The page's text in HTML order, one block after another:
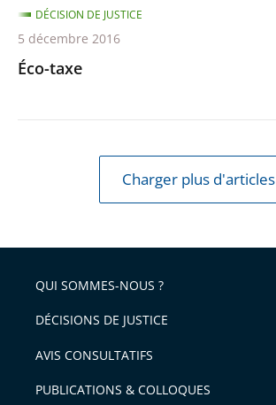
Éco-taxe
DÉCISION DE JUSTICE
5 décembre 2016
Charger plus d'articles
QUI SOMMES-NOUS ?
DÉCISIONS DE JUSTICE
AVIS CONSULTATIFS
PUBLICATIONS & COLLOQUES